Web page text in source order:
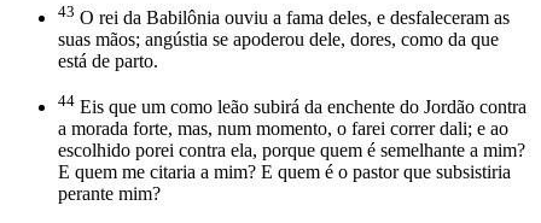
43 O rei da Babilônia ouviu a fama deles, e desfaleceram as
suas mãos; angústia se apoderou dele, dores, como da que
está de parto.
44 Eis que um como leão subirá da enchente do Jordão contra
a morada forte, mas, num momento, o farei correr dali; e ao
escolhido porei contra ela, porque quem é semelhante a mim?
E quem me citaria a mim? E quem é o pastor que subsistiria
perante mim?